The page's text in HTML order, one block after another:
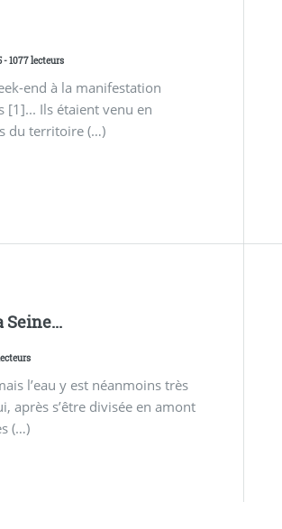
- 1077 lecteurs
end à la manifestation
[1]... Ils étaient venu en
du territoire (…)
l’eau y est néanmoins très
après s’être divisée en amont
(…)